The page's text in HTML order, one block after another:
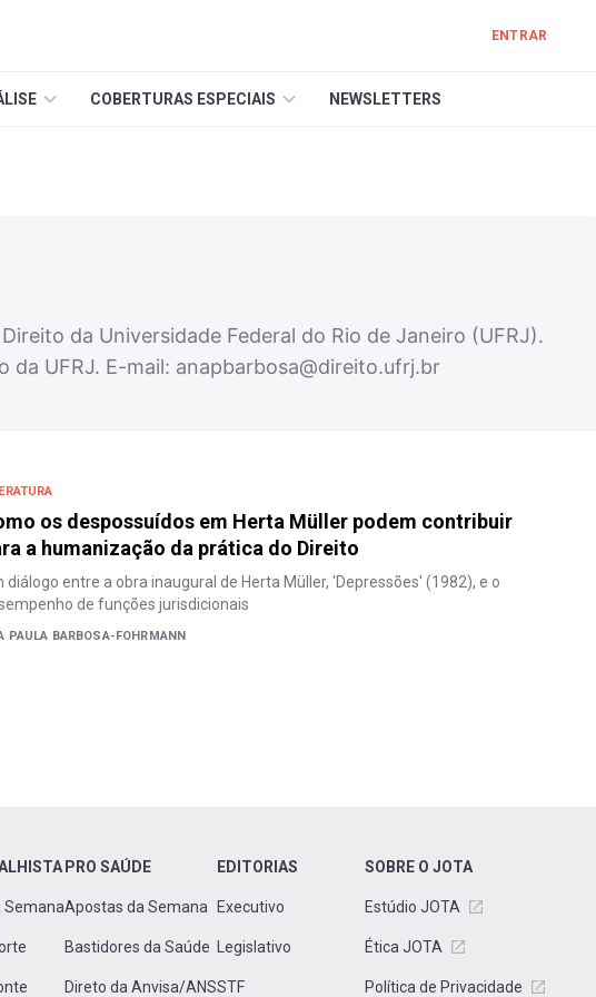
ENTRAR
COBERTURAS ESPECIAIS NEWSLETTERS
da Universidade Federal do Rio de Janeiro (UFRJ).
da UFRJ. E-mail: anapbarbosa@direito.ufrj.br
os despossuídos em Herta Müller podem contribuir
a humanização da prática do Direito
diálogo entre a obra inaugural de Herta Müller, 'Depressões' (1982), e o
de funções jurisdicionais
PAULA BARBOSA-FOHRMANN
Semana
PRO SAÚDE
Apostas da Semana
Bastidores da Saúde
Direto da Anvisa/ANS
EDITORIAS
Executivo
Legislativo
STF
SOBRE O JOTA
Estúdio JOTA
Ética JOTA
Política de Privacidade